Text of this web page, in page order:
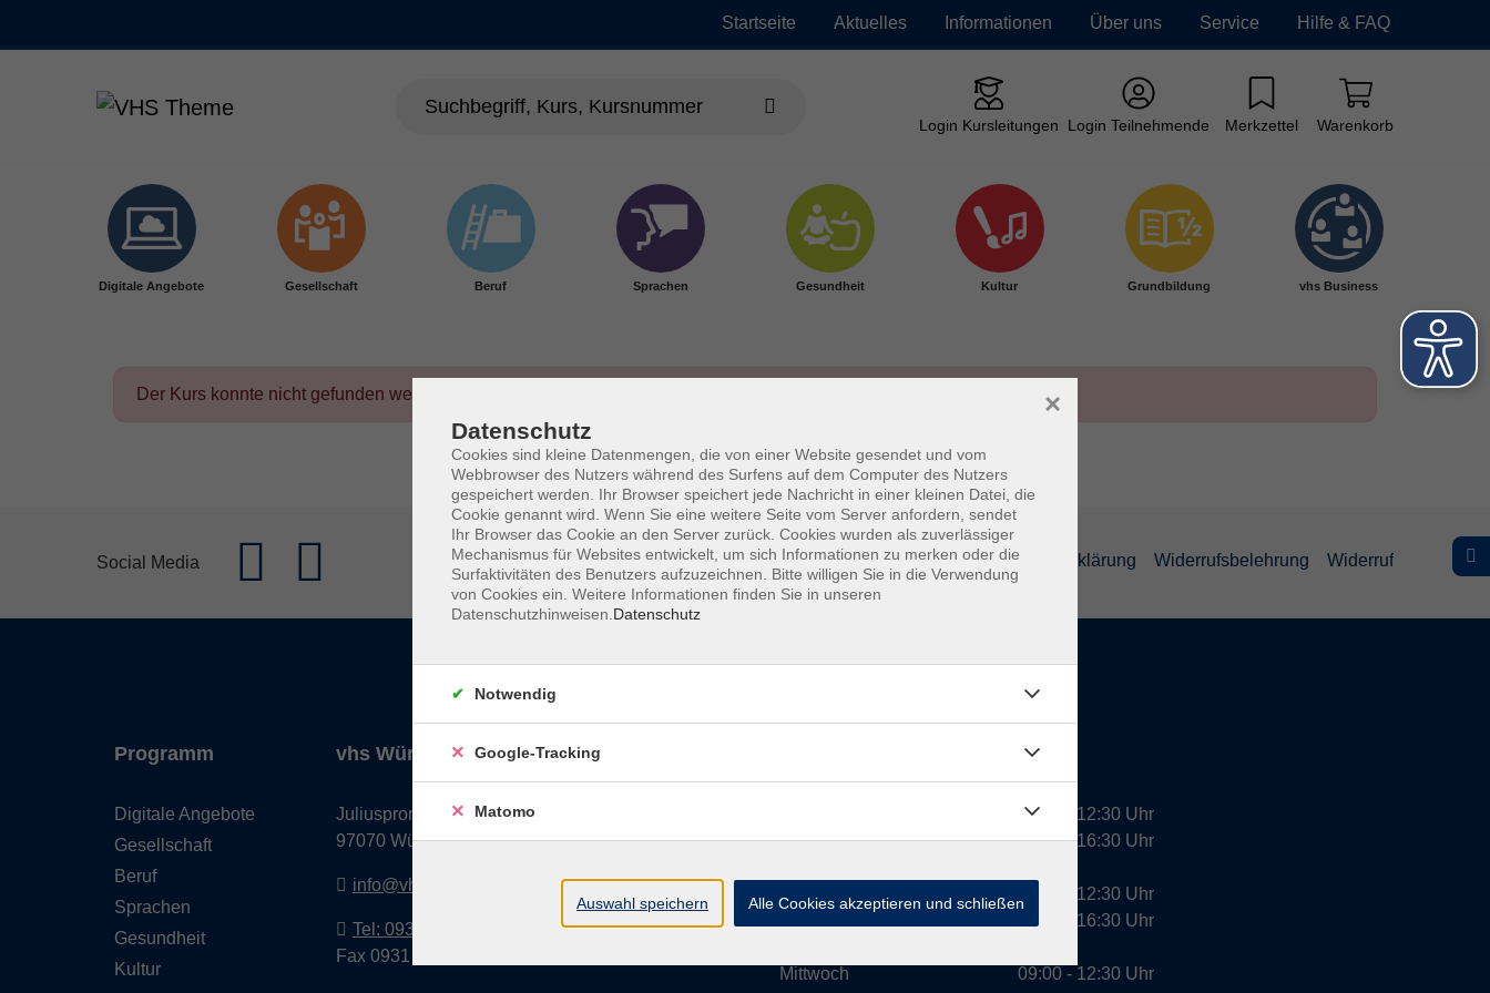
Startseite Aktuelles Informationen Über uns Service Hilfe & FAQ
Login Kursleitungen Login Teilnehmende Merkzettel Warenkorb
Digitale Angebote Gesellschaft Beruf Sprachen Gesundheit Kultur Grundbildung vhs Business
Der Kurs konnte nicht gefunden werden.
Social Media Impressum AGBs Datenschutzerklärung Barrierefreiheitserklärung Widerrufsbelehrung Widerruf
Programm
Digitale Angebote
Gesellschaft
Beruf
Sprachen
Gesundheit
Kultur
vhs Würzburg & Umgebung e. V.
Juliuspromenade 68
97070 Würzburg
info@vhs-wuerzburg.de
Tel: 0931 35593 0
Fax 0931 35593-20
Dienstag
Mittwoch
09:00 - 12:30 Uhr
13:00 - 16:30 Uhr
10:00 - 12:30 Uhr
13:00 - 16:30 Uhr
09:00 - 12:30 Uhr
Datenschutz
Cookies sind kleine Datenmengen, die von einer Website gesendet und vom
Webbrowser des Nutzers während des Surfens auf dem Computer des Nutzers
gespeichert werden. Ihr Browser speichert jede Nachricht in einer kleinen Datei, die
Cookie genannt wird. Wenn Sie eine weitere Seite vom Server anfordern, sendet
Ihr Browser das Cookie an den Server zurück. Cookies wurden als zuverlässiger
Mechanismus für Websites entwickelt, um sich Informationen zu merken oder die
Surfaktivitäten des Benutzers aufzuzeichnen. Bitte willigen Sie in die Verwendung
von Cookies ein. Weitere Informationen finden Sie in unseren
Datenschutzhinweisen. Datenschutz
×
Notwendig
Google-Tracking
Matomo
Auswahl speichern Alle Cookies akzeptieren und schließen